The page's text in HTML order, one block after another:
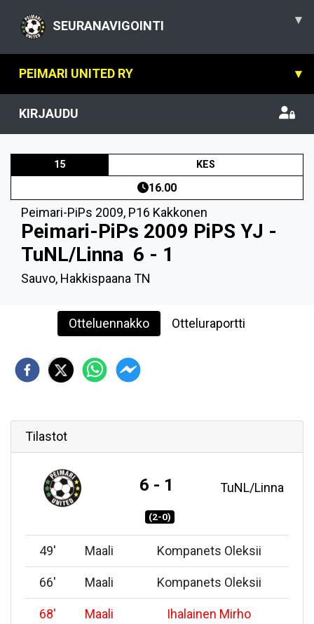
SEURANAVIGOINTI ▾
PEIMARI UNITED RY ▾
KIRJAUDU
15 KES
16.00
Peimari-PiPs 2009, P16 Kakkonen
Peimari-PiPs 2009 PiPS YJ -
TuNL/Linna 6 - 1
Sauvo, Hakkispaana TN
Otteluennakko Otteluraportti
Tilastot
6 - 1 TuNL/Linna
(2-0)
49' Maali Kompanets Oleksii
66' Maali Kompanets Oleksii
68' Maali Ihalainen Mirho